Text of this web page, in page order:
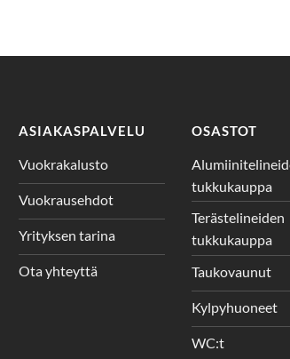
ASIAKASPALVELU
Vuokrakalusto
Vuokrausehdot
Yrityksen tarina
Ota yhteyttä
OSASTOT
tukkukauppa
Terästelineiden
tukkukauppa
Taukovaunut
Kylpyhuoneet
WC:t